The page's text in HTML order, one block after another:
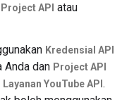
Project API atau
Kredensial API
Anda dan Project API
Layanan YouTube API .